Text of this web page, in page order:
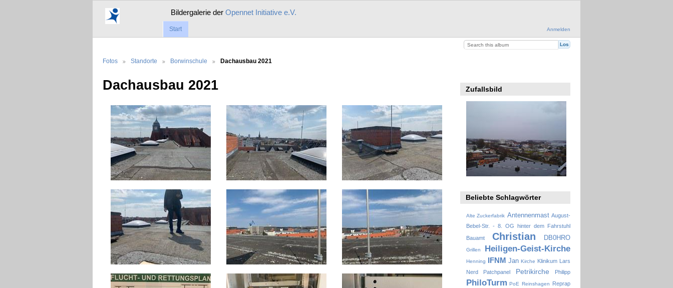
Bildergalerie derOpennet Initiative e.V.
Anmelden
Start
Fotos Standorte Borwinschule Dachausbau 2021
Dachausbau 2021 Zufallsbild
Beliebte Schlagwörter
Alte Zuckerfabrik Antennenmast August-
Bebel-Str. - 8. OG hinter dem Fahrstuhl
Bauamt
Christian DB0HRO
Grillen Heiligen-Geist-Kirche
Henning IFNM Jan Kirche Klinikum Lars
Nerd
Patchpanel Petrikirche Philipp
PhiloTurm PoE Reinshagen
Reprap